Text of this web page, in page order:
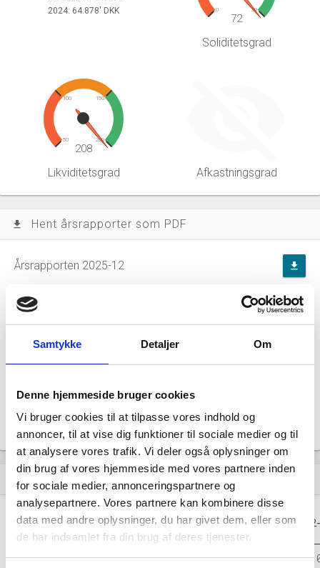
Samtykke Detaljer Om
Denne hjemmeside bruger cookies
Vi bruger cookies til at tilpasse vores indhold og
annoncer, til at vise dig funktioner til sociale medier og til
at analysere vores trafik. Vi deler også oplysninger om
din brug af vores hjemmeside med vores partnere inden
for sociale medier, annonceringspartnere og
analysepartnere. Vores partnere kan kombinere disse
data med andre oplysninger, du har givet dem, eller som
de har indsamlet fra din brug af deres tjenester.
2024: 64.878' DKK 0 30
72
Soliditetsgrad
50
100 150
200
208
Likviditetsgrad Afkastningsgrad
file_download Hent årsrapporter som PDF
Årsrapporten 2025-12 file_download
Årsrapporten 2024-12 file_download
Årsrapporten 2023-12
Årsrapporten 2021-12
assignment Regnskaber
Resultat i 1000
DKK
2025-12 2024-12 2023-12
Nettoomsætning 229.721 240.750 234.120